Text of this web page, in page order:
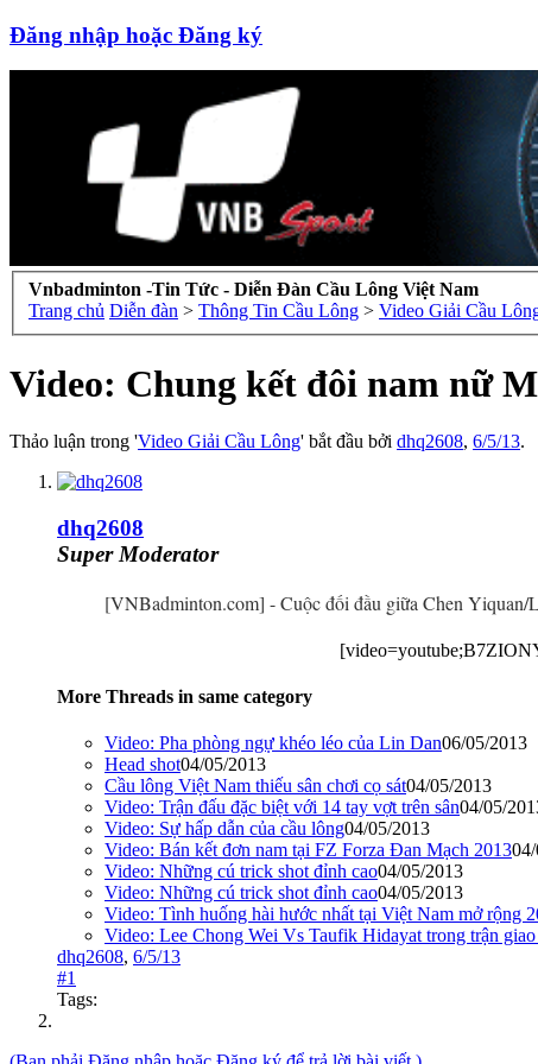
Đăng nhập hoặc Đăng ký
Vnbadminton -Tin Tức - Diễn Đàn Cầu Lông Việt Nam
Trang chủ Diễn đàn > Thông Tin Cầu Lông > Video Giải Cầu
Video: Chung kết đôi nam nữ
Thảo luận trong 'Video Giải Cầu Lông' bắt đầu bởi dhq2608, 6/5/13.
dhq2608
Super Moderator
[VNBadminton.com] - Cuộc đối đầu giữa Chen Yiquan/
More Threads in same category
Video: Pha phòng ngự khéo léo của Lin Dan06/05/2013
Head shot04/05/2013
Cầu lông Việt Nam thiếu sân chơi cọ sát04/05/2013
Video: Trận đấu đặc biệt với 14 tay vợt trên sân04/05/
Video: Sự hấp dẫn của cầu lông04/05/2013
Video: Bán kết đơn nam tại FZ Forza Đan Mạch 2013
Video: Những cú trick shot đỉnh cao04/05/2013
Video: Những cú trick shot đỉnh cao04/05/2013
Video: Tình huống hài hước nhất tại Việt Nam mở rộng
Video: Lee Chong Wei Vs Taufik Hidayat trong trận
dhq2608, 6/5/13
#1
Tags: